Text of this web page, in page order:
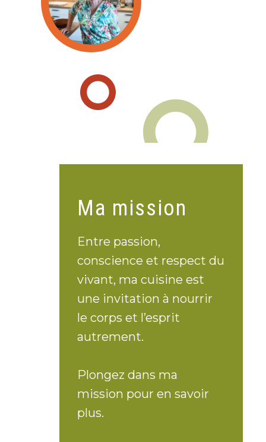
Ma mission
Entre passion,
conscience et respect du
vivant, ma cuisine est
une invitation à nourrir
le corps et l’esprit
autrement.
Plongez dans ma
mission pour en savoir
plus.